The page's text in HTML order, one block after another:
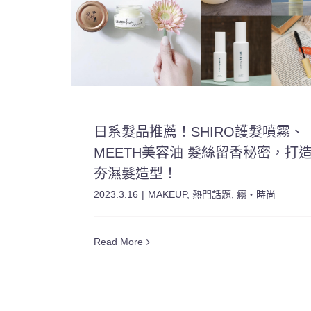
日系髮品推薦！SHIRO護髮噴霧、
MEETH美容油 髮絲留香秘密，打
夯濕髮造型！
2023.3.16 | MAKEUP, 熱門話題, 癮・時尚
Read More